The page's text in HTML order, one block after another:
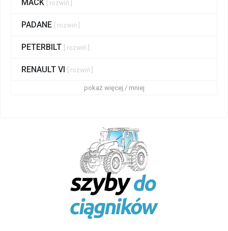
MACK [ rozwiń ]
PADANE [ rozwiń ]
PETERBILT [ rozwiń ]
RENAULT VI [ rozwiń ]
pokaż więcej / mniej